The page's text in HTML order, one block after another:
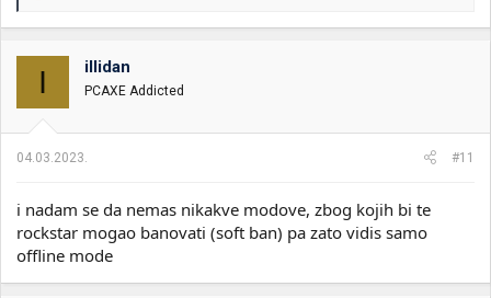
a
o
n
:
I illidan
PCAXE Addicted
04.03.2023. #11
i nadam se da nemas nikakve modove, zbog kojih bi te
rockstar mogao banovati (soft ban) pa zato vidis samo
offline mode